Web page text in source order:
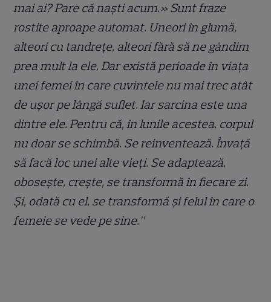
mai ai? Pare că naști acum.» Sunt fraze
rostite aproape automat. Uneori în glumă,
alteori cu tandrețe, alteori fără să ne gândim
prea mult la ele. Dar există perioade în viața
unei femei în care cuvintele nu mai trec atât
de ușor pe lângă suflet. Iar sarcina este una
dintre ele. Pentru că, în lunile acestea, corpul
nu doar se schimbă. Se reinventează. Învață
să facă loc unei alte vieți. Se adaptează,
obosește, crește, se transformă în fiecare zi.
Și, odată cu el, se transformă și felul în care o
femeie se vede pe sine.”